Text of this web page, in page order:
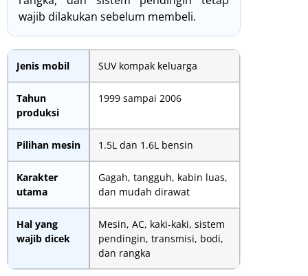
wajib dilakukan sebelum membeli.
Jenis mobil SUV kompak keluarga
Tahun
produksi
1999 sampai 2006
Pilihan mesin 1.5L dan 1.6L bensin
Karakter
utama
Gagah, tangguh, kabin luas,
dan mudah dirawat
Hal yang
wajib dicek
Mesin, AC, kaki-kaki, sistem
pendingin, transmisi, bodi,
dan rangka